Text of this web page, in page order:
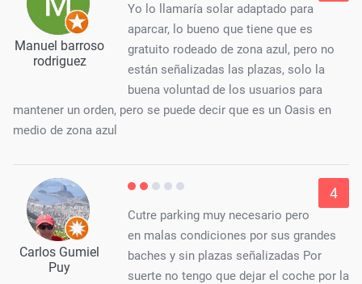
Manuel barroso
rodriguez
Yo lo llamaría solar adaptado para
aparcar, lo bueno que tiene que es
gratuito rodeado de zona azul, pero no
están señalizadas las plazas, solo la
buena voluntad de los usuarios para
mantener un orden, pero se puede decir que es un Oasis en
medio de zona azul
Carlos Gumiel
Puy
4
Cutre parking muy necesario pero
en malas condiciones por sus grandes
baches y sin plazas señalizadas Por
suerte no tengo que dejar el coche por la